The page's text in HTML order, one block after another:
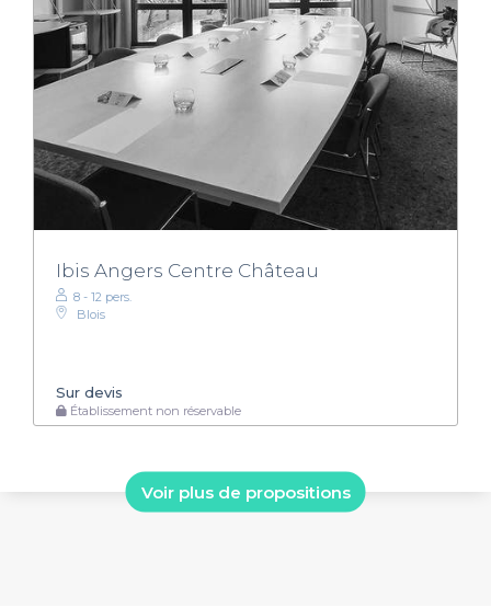
Ibis Angers Centre Château
8 - 12 pers.
Blois
Sur devis
Établissement non réservable
Voir plus de propositions